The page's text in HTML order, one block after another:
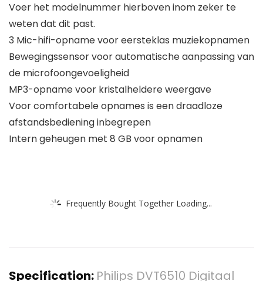
Voer het modelnummer hierboven inom zeker te
weten dat dit past.
3 Mic-hifi-opname voor eersteklas muziekopnamen
Bewegingssensor voor automatische aanpassing van
de microfoongevoeligheid
MP3-opname voor kristalheldere weergave
Voor comfortabele opnames is een draadloze
afstandsbediening inbegrepen
Intern geheugen met 8 GB voor opnamen
Frequently Bought Together Loading...
Specification: Philips DVT6510 Digitaal